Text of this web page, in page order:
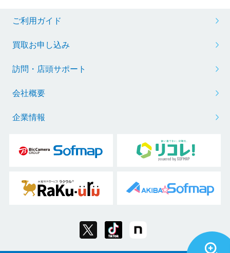
ご利用ガイド
買取お申し込み
訪問・店頭サポート
会社概要
企業情報